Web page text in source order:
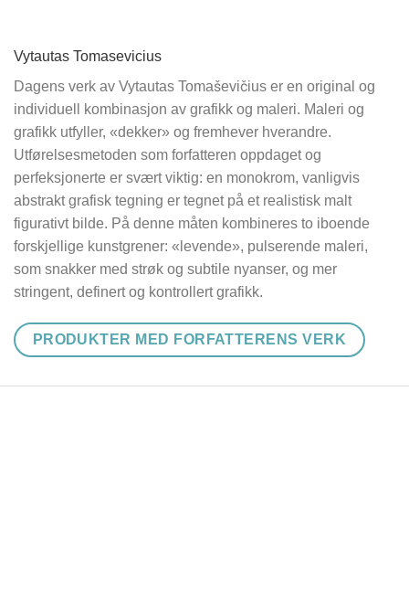
Vytautas Tomasevicius
Dagens verk av Vytautas Tomaševičius er en original og
individuell kombinasjon av grafikk og maleri. Maleri og
grafikk utfyller, «dekker» og fremhever hverandre.
Utførelsesmetoden som forfatteren oppdaget og
perfeksjonerte er svært viktig: en monokrom, vanligvis
abstrakt grafisk tegning er tegnet på et realistisk malt
figurativt bilde. På denne måten kombineres to iboende
forskjellige kunstgrener: «levende», pulserende maleri,
som snakker med strøk og subtile nyanser, og mer
stringent, definert og kontrollert grafikk.
PRODUKTER MED FORFATTERENS VERK